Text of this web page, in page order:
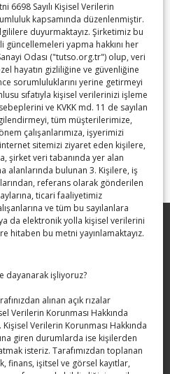
6698 Sayılı Kişisel Verilerin
kapsamında düzenlenmiştir.
duyurmaktayız. Şirketimiz bu
yapma hakkını her
Odası ("tutso.org.tr") olup, veri
hayatın gizliliğine ve güvenliğine
sorumluluklarını yerine getirmeyi
sıfatıyla kişisel verilerinizi işleme
ve KVKK md. 11 de sayılan
tüm müşterilerimize,
çalışanlarımıza, işyerimizi
sitemizi ziyaret eden kişilere,
şirket veri tabanında yer alan
bulunan 3. Kişilere, iş
referans olarak gönderilen
ticari faaliyetimiz
ve tüm bu sayılanlara
ya da elektronik yolla kişisel verilerini
hitaben bu metni yayınlamaktayız.
dayanarak işliyoruz?
alınan açık rızalar
Verilerin Korunması Hakkında
Verilerin Korunması Hakkında
giren durumlarda ise kişilerden
isteriz. Tarafımızdan toplanan
finans, işitsel ve görsel kayıtlar,
törenine şahitlik etti→
ziyaret
ve Sanayi
hizmete açıldı
ziyareti